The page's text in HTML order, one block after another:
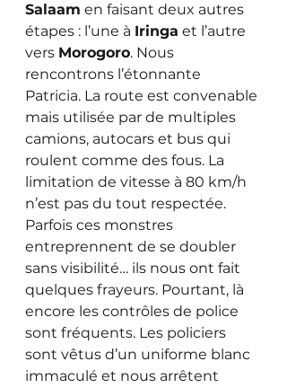
Salaam en faisant deux autres
étapes : l’une à Iringa et l’autre
vers Morogoro. Nous
rencontrons l’étonnante
Patricia. La route est convenable
mais utilisée par de multiples
camions, autocars et bus qui
roulent comme des fous. La
limitation de vitesse à 80 km/h
n’est pas du tout respectée.
Parfois ces monstres
entreprennent de se doubler
sans visibilité… ils nous ont fait
quelques frayeurs. Pourtant, là
encore les contrôles de police
sont fréquents. Les policiers
sont vêtus d’un uniforme blanc
immaculé et nous arrêtent